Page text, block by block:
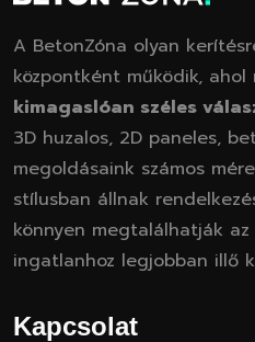
A BetonZóna olyan
központként működik, ahol
kimagaslóan széles
3D huzalos, 2D paneles,
megoldásaink számos
stílusban állnak
könnyen megtalálhatják
ingatlanhoz legjobban illő
Kapcsolat